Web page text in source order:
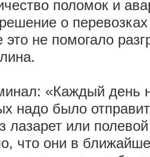
поломок и
о
не помогало
«Каждый день
надо было
лазарет или
что они в